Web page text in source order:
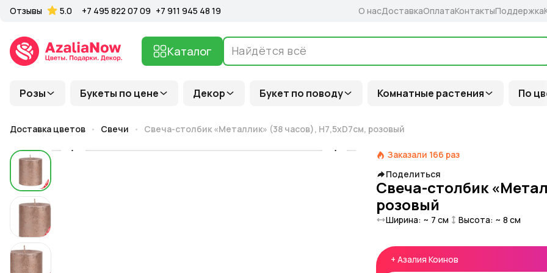
Розы Букеты по цене Декор Букет по поводу Комнатные растения По
Каталог
Отзывы 5.0 +7 495 822 07 09 +7 911 945 48 19 О насДоставкаОплатаКонтактыПоддержка
Доставка цветов Свечи Свеча-столбик «Металлик» (38 часов), H7,5xD7см, розовый
Заказали 166 раз
Поделиться
Свеча-столбик
розовый
Ширина: ~ 7 см Высота: ~ 8 см
+ Азалия Коинов